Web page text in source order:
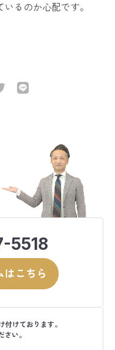
るのか心配です。
5518
はこちら
けております。
さい。